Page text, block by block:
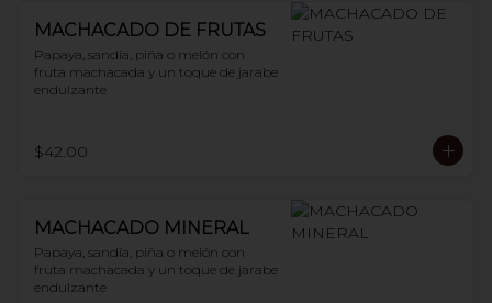
MACHACADO DE FRUTAS
Papaya, sandía, piña o melón con
fruta machacada y un toque de jarabe
endulzante
$42.00
MACHACADO MINERAL
Papaya, sandía, piña o melón con
fruta machacada y un toque de jarabe
endulzante